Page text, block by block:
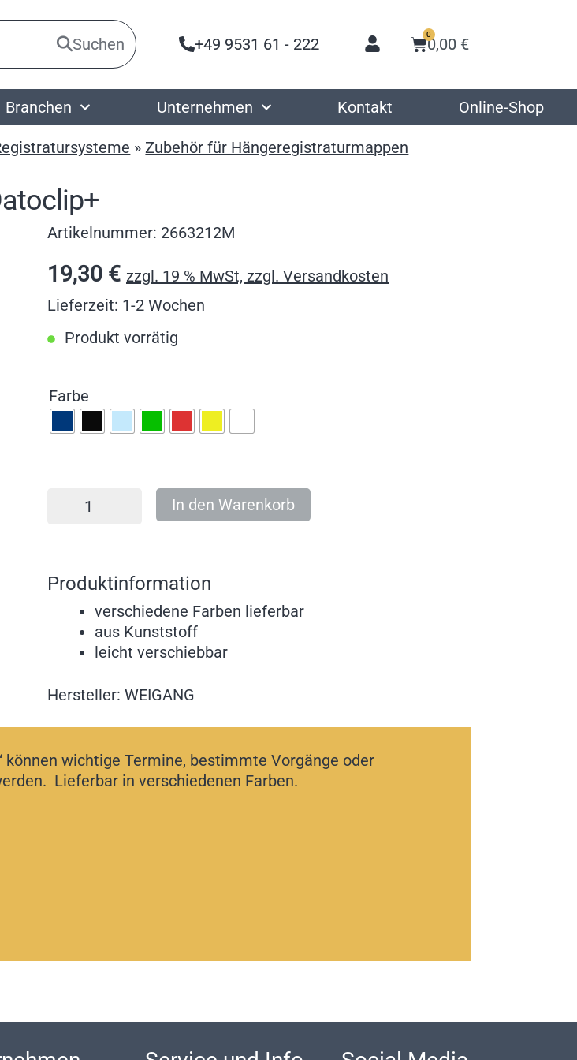
Suchen +49 9531 61 - 222 0,00 €
0
Branchen Unternehmen Kontakt Online-Shop
»Zubehör für Hängeregistraturmappen
Artikelnummer: 2663212M
19,30 € zzgl. 19 % MwSt, zzgl. Versandkosten
Lieferzeit: 1-2 Wochen
Produkt vorrätig
Farbe
In den Warenkorb
Produktinformation
verschiedene Farben lieferbar
aus Kunststoff
leicht verschiebbar
Hersteller: WEIGANG
wichtige Termine, bestimmte Vorgänge oder
Lieferbar in verschiedenen Farben.